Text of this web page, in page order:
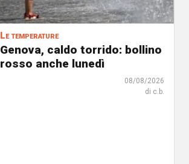
Le temperature
Genova, caldo torrido: bollino
rosso anche lunedì
08/08/2026
di c.b.